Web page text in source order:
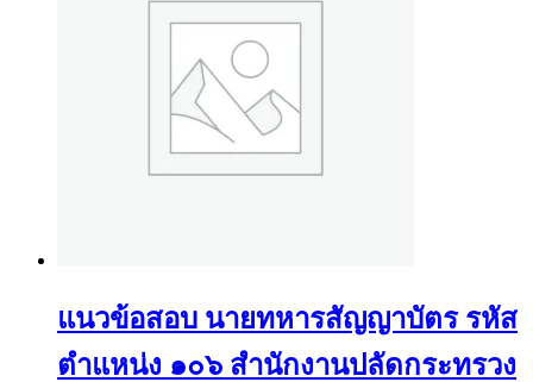
แนวข้อสอบ นายทหารสัญญาบัตร รหัส
ตำแหน่ง ๑๐๖ สำนักงานปลัดกระทรวง